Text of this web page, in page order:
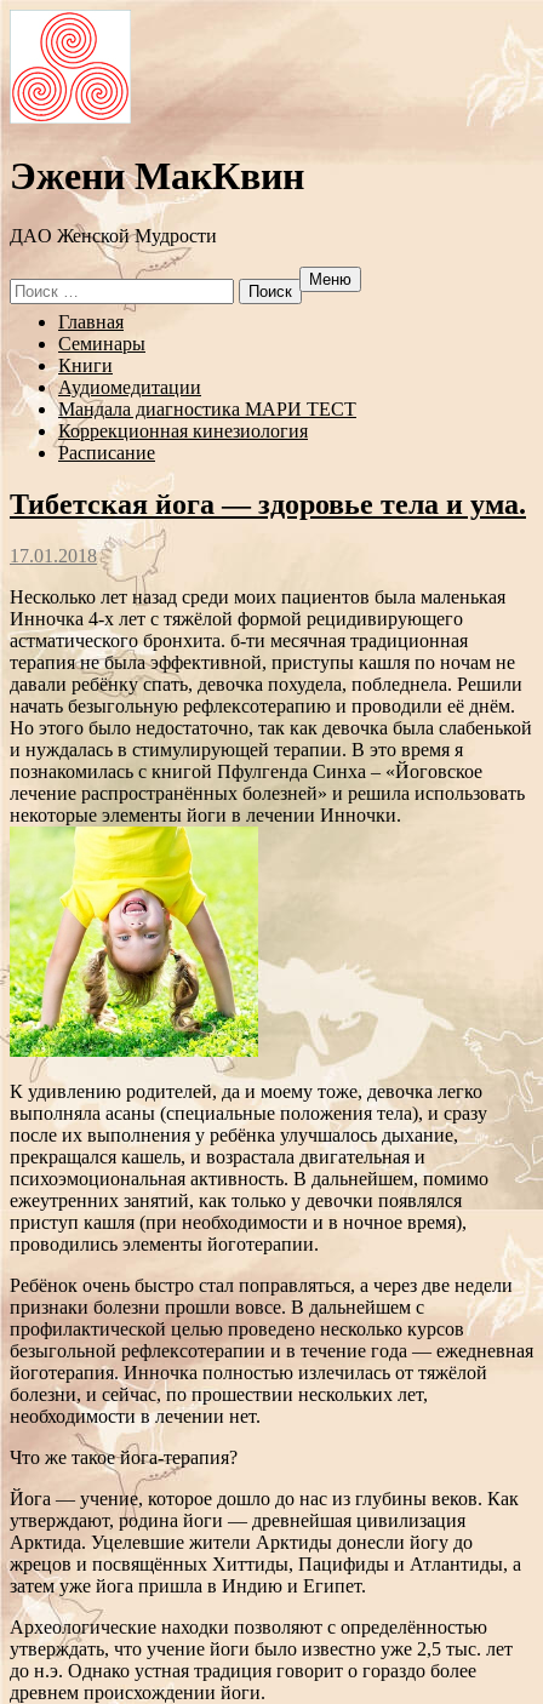
Эжени МакКвин
ДAO Женской Мудрости
Search
for:
Меню
Перейти
содержанию
Главная
Семинары
Книги
Аудиомедитации
Мандала диагностика МАРИ ТЕСТ
Коррекционная кинезиология
Расписание
Тибетская йога — здоровье тела и ума.
17.01.2018
Несколько лет назад среди моих пациентов была маленькая
Инночка 4-х лет с тяжёлой формой рецидивирующего
астматического бронхита. б-ти месячная традиционная
терапия не была эффективной, приступы кашля по ночам не
давали ребёнку спать, девочка похудела, побледнела. Решили
начать безыгольную рефлексотерапию и проводили её днём.
Но этого было недостаточно, так как девочка была слабенькой
и нуждалась в стимулирующей терапии. В это время я
познакомилась с книгой Пфулгенда Синха – «Йоговское
лечение распространённых болезней» и решила использовать
некоторые элементы йоги в лечении Инночки.
К удивлению родителей, да и моему тоже, девочка легко
выполняла асаны (специальные положения тела), и сразу
после их выполнения у ребёнка улучшалось дыхание,
прекращался кашель, и возрастала двигательная и
психоэмоциональная активность. В дальнейшем, помимо
ежеутренних занятий, как только у девочки появлялся
приступ кашля (при необходимости и в ночное время),
проводились элементы йоготерапии.
Ребёнок очень быстро стал поправляться, а через две недели
признаки болезни прошли вовсе. В дальнейшем с
профилактической целью проведено несколько курсов
безыгольной рефлексотерапии и в течение года — ежедневная
йоготерапия. Инночка полностью излечилась от тяжёлой
болезни, и сейчас, по прошествии нескольких лет,
необходимости в лечении нет.
Что же такое йога-терапия?
Йога — учение, которое дошло до нас из глубины веков. Как
утверждают, родина йоги — древнейшая цивилизация
Арктида. Уцелевшие жители Арктиды донесли йогу до
жрецов и посвящённых Хиттиды, Пацифиды и Атлантиды, а
затем уже йога пришла в Индию и Египет.
Археологические находки позволяют с определённостью
утверждать, что учение йоги было известно уже 2,5 тыс. лет
до н.э. Однако устная традиция говорит о гораздо более
древнем происхождении йоги.